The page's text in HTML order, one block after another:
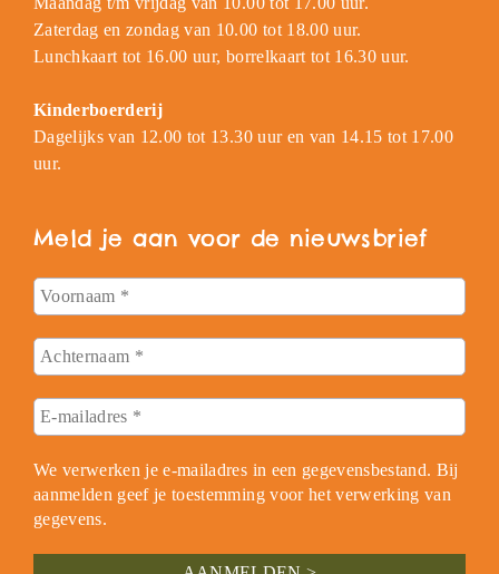
Zaterdag en zondag van 10.00 tot 18.00 uur.
Lunchkaart tot 16.00 uur, borrelkaart tot 16.30 uur.
Kinderboerderij
Dagelijks van 12.00 tot 13.30 uur en van 14.15 tot 17.00
uur.
Meld je aan voor de nieuwsbrief
We verwerken je e-mailadres in een gegevensbestand. Bij
aanmelden geef je toestemming voor het verwerking van
gegevens.